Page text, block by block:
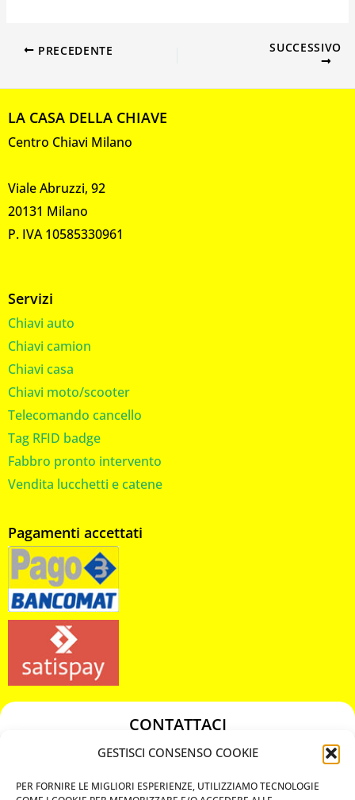
GESTISCI CONSENSO COOKIE
PER FORNIRE LE MIGLIORI ESPERIENZE, UTILIZZIAMO TECNOLOGIE
PRECEDENTE SUCCESSIVO
LA CASA DELLA CHIAVE
Centro Chiavi Milano
Viale Abruzzi, 92
20131 Milano
P. IVA 10585330961
Servizi
Chiavi auto
Chiavi camion
Chiavi casa
Chiavi moto/scooter
Telecomando cancello
Tag RFID badge
Fabbro pronto intervento
Vendita lucchetti e catene
Pagamenti accettati
CONTATTACI
349 3863811
chiavicodificate@gmail.com